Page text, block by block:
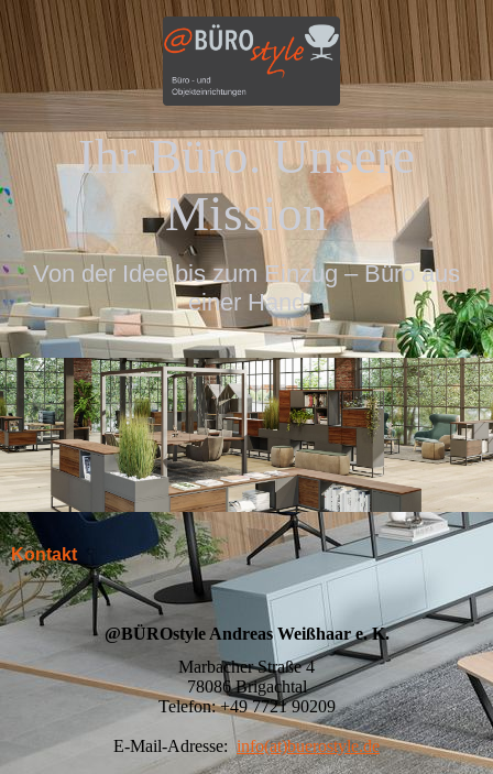
Ihr Büro. Unsere
Mission
Von der Idee bis zum Einzug – Büro aus
einer Hand
Kontakt
@BÜROstyle Andreas Weißhaar e. K.
Marbacher Straße 4
78086 Brigachtal
Telefon: +49 7721 90209
E-Mail-Adresse:info(at)buerostyle.de